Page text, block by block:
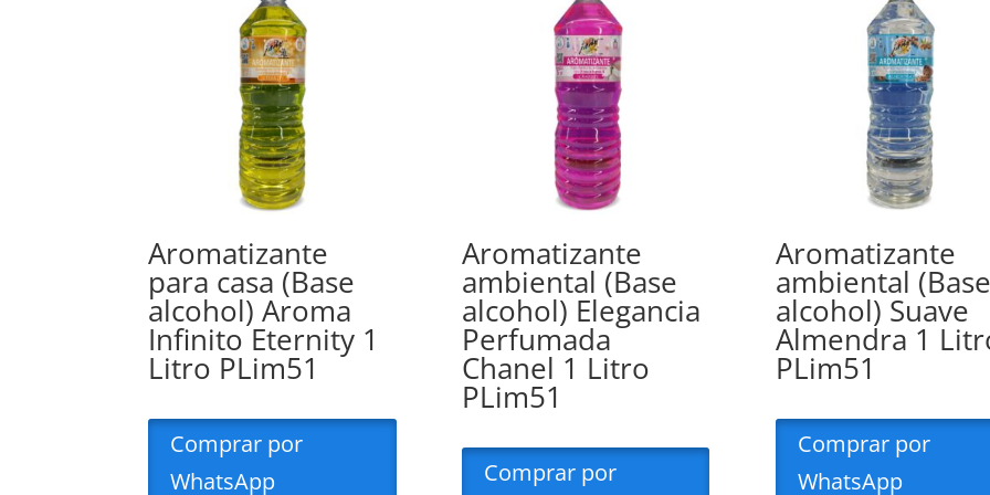
Aromatizante
para casa (Base
alcohol) Aroma
Infinito Eternity 1
Litro PLim51
Comprar por
WhatsApp
Aromatizante
ambiental (Base
alcohol) Elegancia
Perfumada
Chanel 1 Litro
PLim51
Comprar por
Aromatizante
ambiental (Base
alcohol) Suave
Almendra 1
PLim51
Comprar por
WhatsApp